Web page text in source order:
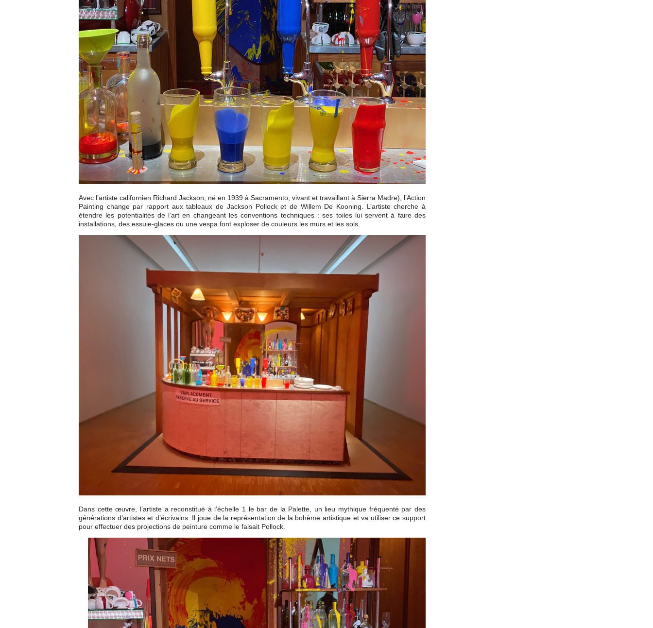
Avec l’artiste californien Richard Jackson, né en 1939 à Sacramento, vivant et travaillant à Sierra Madre), l’Action
Painting change par rapport aux tableaux de Jackson Pollock et de Willem De Kooning. L’artiste cherche à
étendre les potentialités de l’art en changeant les conventions techniques : ses toiles lui servent à faire des
installations, des essuie-glaces ou une vespa font exploser de couleurs les murs et les sols.
Dans cette œuvre, l’artiste a reconstitué à l’échelle 1 le bar de la Palette, un lieu mythique fréquenté par des
générations d’artistes et d’écrivains. Il joue de la représentation de la bohème artistique et va utiliser ce support
pour effectuer des projections de peinture comme le faisait Pollock.